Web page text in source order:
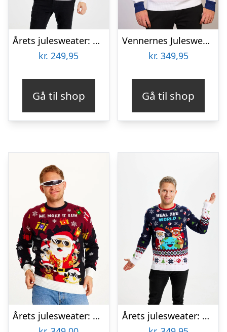
Årets julesweater: Watch Me Whip – herre / mænd. Ugly Christmas Sweater lavet i Danmark
kr. 249,95
Gå til shop
Vennernes Julesweater – herre / mænd.
kr. 349,95
Gå til shop
Årets julesweater: Make It Rein – herre / mænd. Ugly Christmas Sweater lavet i Danmark
Årets julesweater: Heal The World Velgørenhed – herre / mænd. Ugly Christmas Sweater lavet i Danmark